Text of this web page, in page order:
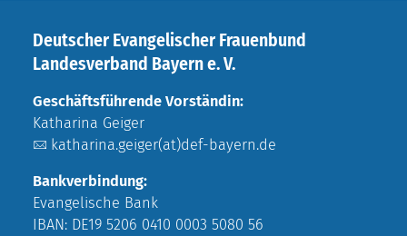
Deutscher Evangelischer Frauenbund
Landesverband Bayern e. V.
Geschäftsführende Vorständin:
Katharina Geiger
katharina.geiger(at)def-bayern.de
Bankverbindung:
Evangelische Bank
IBAN: DE19 5206 0410 0003 5080 56